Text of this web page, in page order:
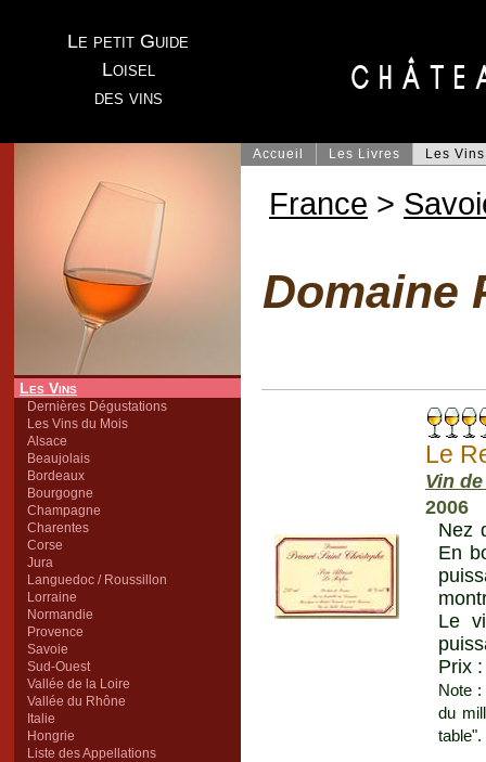
Le petit Guide
Loisel
des vins
Les Vins
Dernières Dégustations
Les Vins du Mois
Alsace
Beaujolais
Bordeaux
Bourgogne
Champagne
Charentes
Corse
Jura
Languedoc / Roussillon
Lorraine
Normandie
Provence
Savoie
Sud-Ouest
Vallée de la Loire
Vallée du Rhône
Italie
Hongrie
Liste des Appellations
Accueil Les Livres Les Vins
France >
Domaine
Le
Vin
2006
Nez
En
Le
Prix
Note
du
table".